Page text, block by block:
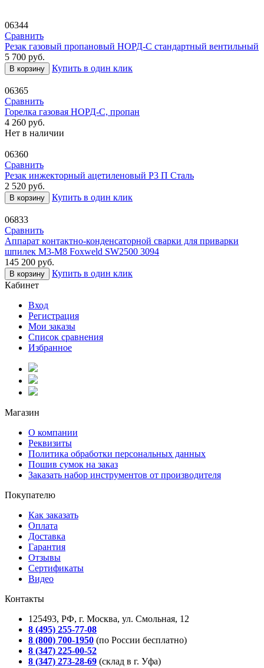
06344
Сравнить
Резак газовый пропановый НОРД-С стандартный вентильный
5 700 руб.
В корзину Купить в один клик
06365
Сравнить
Горелка газовая НОРД-С, пропан
4 260 руб.
Нет в наличии
06360
Сравнить
Резак инжекторный ацетиленовый Р3 П Сталь
2 520 руб.
В корзину Купить в один клик
06833
Сравнить
Аппарат контактно-конденсаторной сварки для приварки
шпилек M3-M8 Foxweld SW2500 3094
145 200 руб.
В корзину
Купить в один клик
Кабинет
Вход
Регистрация
Мои заказы
Список сравнения
Избранное
Магазин
О компании
Реквизиты
Политика обработки персональных данных
Пошив сумок на заказ
Заказать набор инструментов от производителя
Покупателю
Как заказать
Оплата
Доставка
Гарантия
Отзывы
Сертификаты
Видео
Контакты
125493, РФ, г. Москва, ул. Смольная, 12
8 (495) 255-77-08
8 (800) 700-1950 (по России бесплатно)
8 (347) 225-00-52
8 (347) 273-28-69 (склад в г. Уфа)